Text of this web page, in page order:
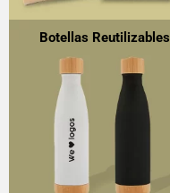
Botellas Reutilizables